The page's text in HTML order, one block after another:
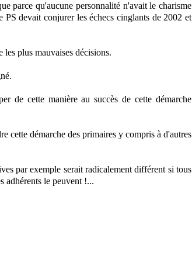
parce qu'aucune personnalité n'avait le charisme
devait conjurer les échecs cinglants de 2002 et
plus mauvaises décisions.
de cette manière au succès de cette démarche
cette démarche des primaires y compris à d'autres
par exemple serait radicalement différent si tous
adhérents le peuvent !...